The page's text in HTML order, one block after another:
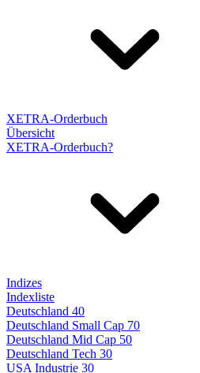
XETRA-Orderbuch
Übersicht
XETRA-Orderbuch?
Indizes
Indexliste
Deutschland 40
Deutschland Small Cap 70
Deutschland Mid Cap 50
Deutschland Tech 30
USA Industrie 30